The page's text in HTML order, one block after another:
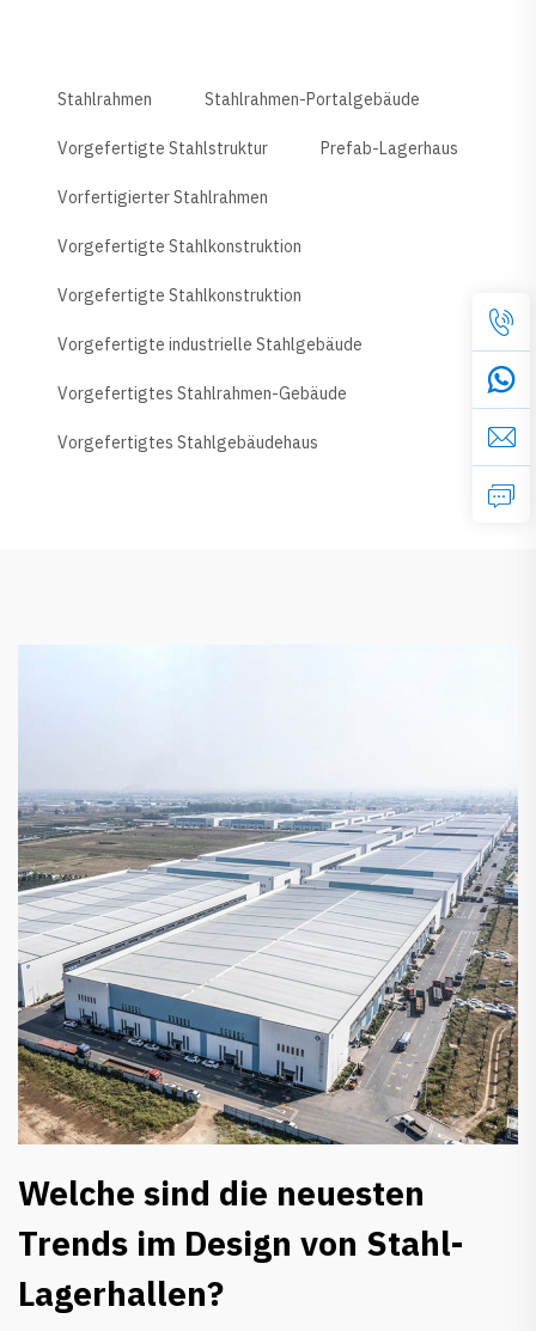
Stahlrahmen Stahlrahmen-Portalgebäude
Vorgefertigte Stahlstruktur Prefab-Lagerhaus
Vorfertigierter Stahlrahmen
Vorgefertigte Stahlkonstruktion
Vorgefertigte Stahlkonstruktion
Vorgefertigte industrielle Stahlgebäude
Vorgefertigtes Stahlrahmen-Gebäude
Vorgefertigtes Stahlgebäudehaus
Welche sind die neuesten
Trends im Design von Stahl-
Lagerhallen?